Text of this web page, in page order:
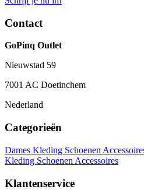
Contact
GoPinq Outlet
Nieuwstad 59
7001 AC Doetinchem
Nederland
Categorieën
Dames Kleding Schoenen
Kleding Schoenen Accessoires
Klantenservice